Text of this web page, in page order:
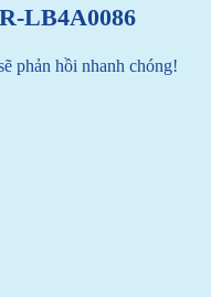
LB4A0086
phản hồi nhanh chóng!